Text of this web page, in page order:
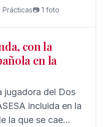
el ala-pívot de
📷 1 foto
con la
en la
jugadora del Dos
incluida en la
la que se cae